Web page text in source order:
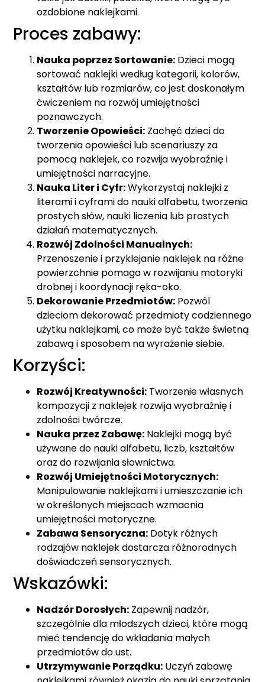
ozdobione naklejkami.
Proces zabawy:
Nauka poprzez Sortowanie: Dzieci mogą
sortować naklejki według kategorii, kolorów,
kształtów lub rozmiarów, co jest doskonałym
ćwiczeniem na rozwój umiejętności
poznawczych.
Tworzenie Opowieści: Zachęć dzieci do
tworzenia opowieści lub scenariuszy za
pomocą naklejek, co rozwija wyobraźnię i
umiejętności narracyjne.
Nauka Liter i Cyfr:Wykorzystaj naklejki z
literami i cyframi do nauki alfabetu, tworzenia
prostych słów, nauki liczenia lub prostych
działań matematycznych.
Rozwój Zdolności Manualnych:
Przenoszenie i przyklejanie naklejek na różne
powierzchnie pomaga w rozwijaniu motoryki
drobnej i koordynacji ręka-oko.
Dekorowanie Przedmiotów: Pozwól
dzieciom dekorować przedmioty codziennego
użytku naklejkami, co może być także świetną
zabawą i sposobem na wyrażenie siebie.
Korzyści:
Rozwój Kreatywności: Tworzenie własnych
kompozycji z naklejek rozwija wyobraźnię i
zdolności twórcze.
Nauka przez Zabawę: Naklejki mogą być
używane do nauki alfabetu, liczb, kształtów
oraz do rozwijania słownictwa.
Rozwój Umiejętności Motorycznych:
Manipulowanie naklejkami i umieszczanie ich
w określonych miejscach wzmacnia
umiejętności motoryczne.
Zabawa Sensoryczna: Dotyk różnych
rodzajów naklejek dostarcza różnorodnych
doświadczeń sensorycznych.
Wskazówki:
Nadzór Dorosłych: Zapewnij nadzór,
szczególnie dla młodszych dzieci, które mogą
mieć tendencję do wkładania małych
przedmiotów do ust.
Utrzymywanie Porządku: Uczyń zabawę